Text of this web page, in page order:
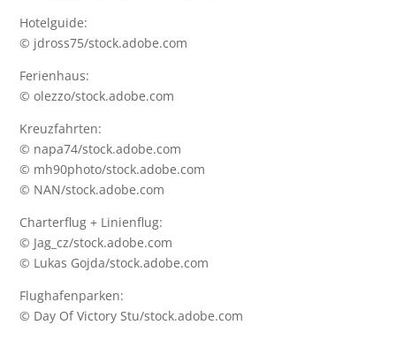
Hotelguide:
© jdross75/stock.adobe.com
Ferienhaus:
© olezzo/stock.adobe.com
Kreuzfahrten:
© napa74/stock.adobe.com
© mh90photo/stock.adobe.com
© NAN/stock.adobe.com
Charterflug + Linienflug:
© Jag_cz/stock.adobe.com
© Lukas Gojda/stock.adobe.com
Flughafenparken:
© Day Of Victory Stu/stock.adobe.com